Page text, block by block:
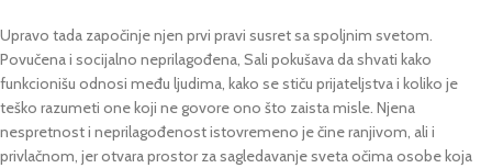
Upravo tada započinje njen prvi pravi susret sa spoljnim svetom.
Povučena i socijalno neprilagođena, Sali pokušava da shvati kako
funkcionišu odnosi među ljudima, kako se stiču prijateljstva i koliko je
teško razumeti one koji ne govore ono što zaista misle. Njena
nespretnost i neprilagođenost istovremeno je čine ranjivom, ali i
privlačnom, jer otvara prostor za sagledavanje sveta očima osobe koja